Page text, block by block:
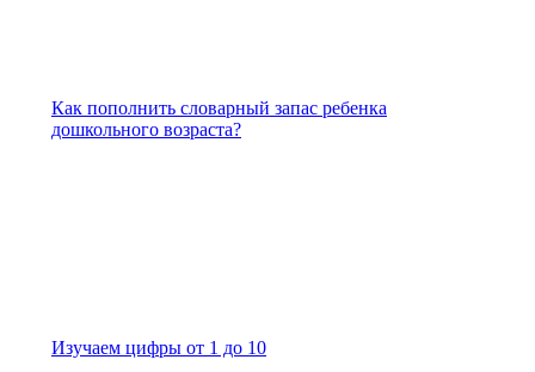
Как пополнить словарный запас ребенка
дошкольного возраста?
Изучаем цифры от 1 до 10